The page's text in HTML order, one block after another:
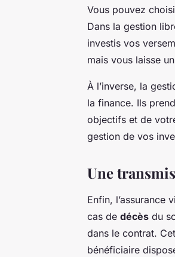
Vous pouvez
Dans la gestion
investis vos
mais vous laisse
À l’inverse, la
la finance. Ils
objectifs et de
gestion de vos
Une
Enfin, l’assurance
cas de décès du
dans le contrat.
bénéficiaire